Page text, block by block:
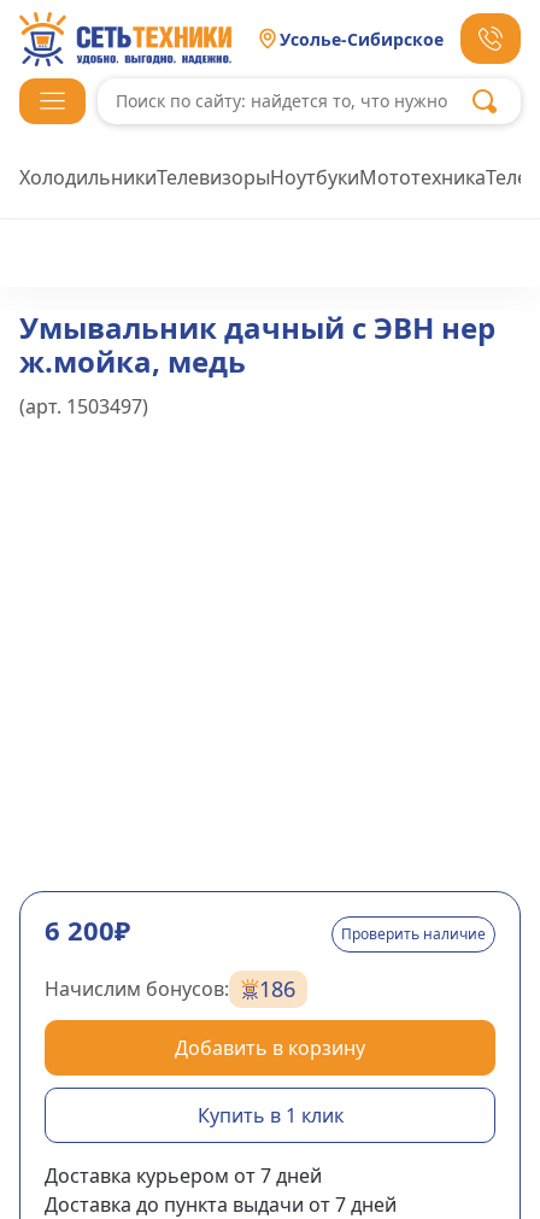
Усолье-Сибирское
ХолодильникиТелевизорыНоутбукиМототехника
Умывальник дачный с ЭВН нер
ж.мойка, медь
(арт. 1503497)
6 200₽ Проверить наличие
Начислим бонусов: 186
Добавить в корзину
Купить в 1 клик
Доставка курьером от 7дней
Доставка до пункта выдачи от 7дней